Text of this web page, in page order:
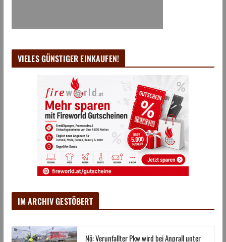
VIELES GÜNSTIGER EINKAUFEN!
IM ARCHIV GESTÖBERT
Nö: Verunfallter Pkw wird bei Anprall unter